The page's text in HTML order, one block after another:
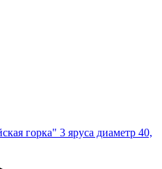
горка" 3 яруса диаметр 40,